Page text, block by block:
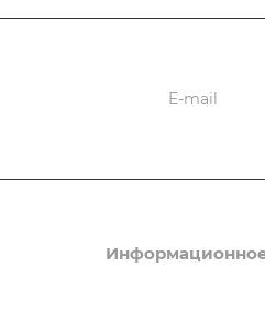
Информационное